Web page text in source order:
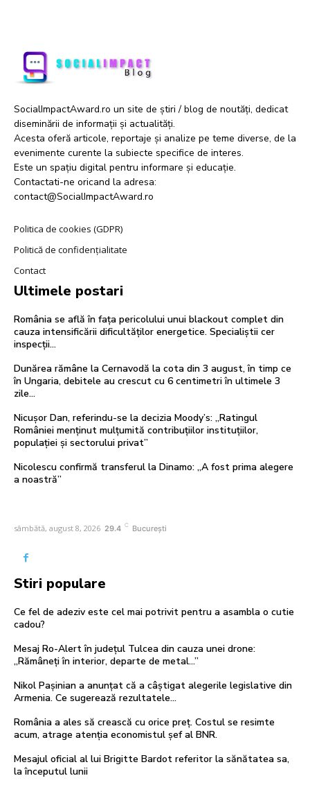
SocialImpactAward.ro un site de știri / blog de noutăți, dedicat
diseminării de informații și actualități.
Acesta oferă articole, reportaje și analize pe teme diverse, de la
evenimente curente la subiecte specifice de interes.
Este un spațiu digital pentru informare și educație.
Contactati-ne oricand la adresa:
contact@SocialImpactAward.ro
Politica de cookies (GDPR)
Politică de confidențialitate
Contact
Ultimele postari
România se află în fața pericolului unui blackout complet din
cauza intensificării dificultăților energetice. Specialiștii cer
inspecții…
Dunărea rămâne la Cernavodă la cota din 3 august, în timp ce
în Ungaria, debitele au crescut cu 6 centimetri în ultimele 3
zile...
Nicușor Dan, referindu-se la decizia Moody’s: „Ratingul
României menținut mulțumită contribuțiilor instituțiilor,
populației și sectorului privat”
Nicolescu confirmă transferul la Dinamo: „A fost prima alegere
a noastră”
sâmbătă, august 8, 2026 29.4 C București
Stiri populare
Ce fel de adeziv este cel mai potrivit pentru a asambla o cutie
cadou?
Mesaj Ro-Alert în județul Tulcea din cauza unei drone:
„Rămâneți în interior, departe de metal…”
Nikol Pașinian a anunțat că a câștigat alegerile legislative din
Armenia. Ce sugerează rezultatele…
România a ales să crească cu orice preț. Costul se resimte
acum, atrage atenția economistul șef al BNR.
Mesajul oficial al lui Brigitte Bardot referitor la sănătatea sa,
la începutul lunii